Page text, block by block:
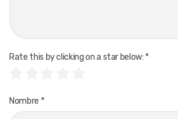
Rate this by clicking on a star below: *
Nombre *